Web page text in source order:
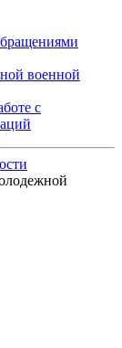
военной
с